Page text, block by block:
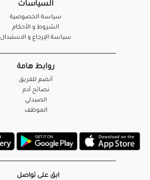
السياسات
سياسة الخصوصية
الشروط و الأحكام
سياسة الإرجاع و الاستبدال
روابط هامة
أنضم للفريق
نصائح آدم
الصيدلي
الموظف
ابق على تواصل